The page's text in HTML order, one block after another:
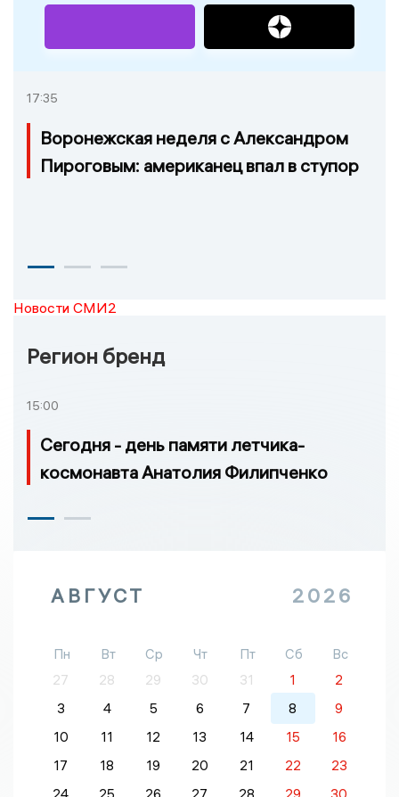
17:35
Воронежская неделя с Александром
Пироговым: американец впал в ступор
Новости СМИ2
Регион бренд
15:00
Сегодня - день памяти летчика-
космонавта Анатолия Филипченко
АВГУСТ 2026
Пн Вт Ср Чт Пт Сб
Вс
27
28 29 30 31 1
2
3
4 5 6 7 8
9
10
11 12 13 14 15
16
17
18 19 20 21 22
23